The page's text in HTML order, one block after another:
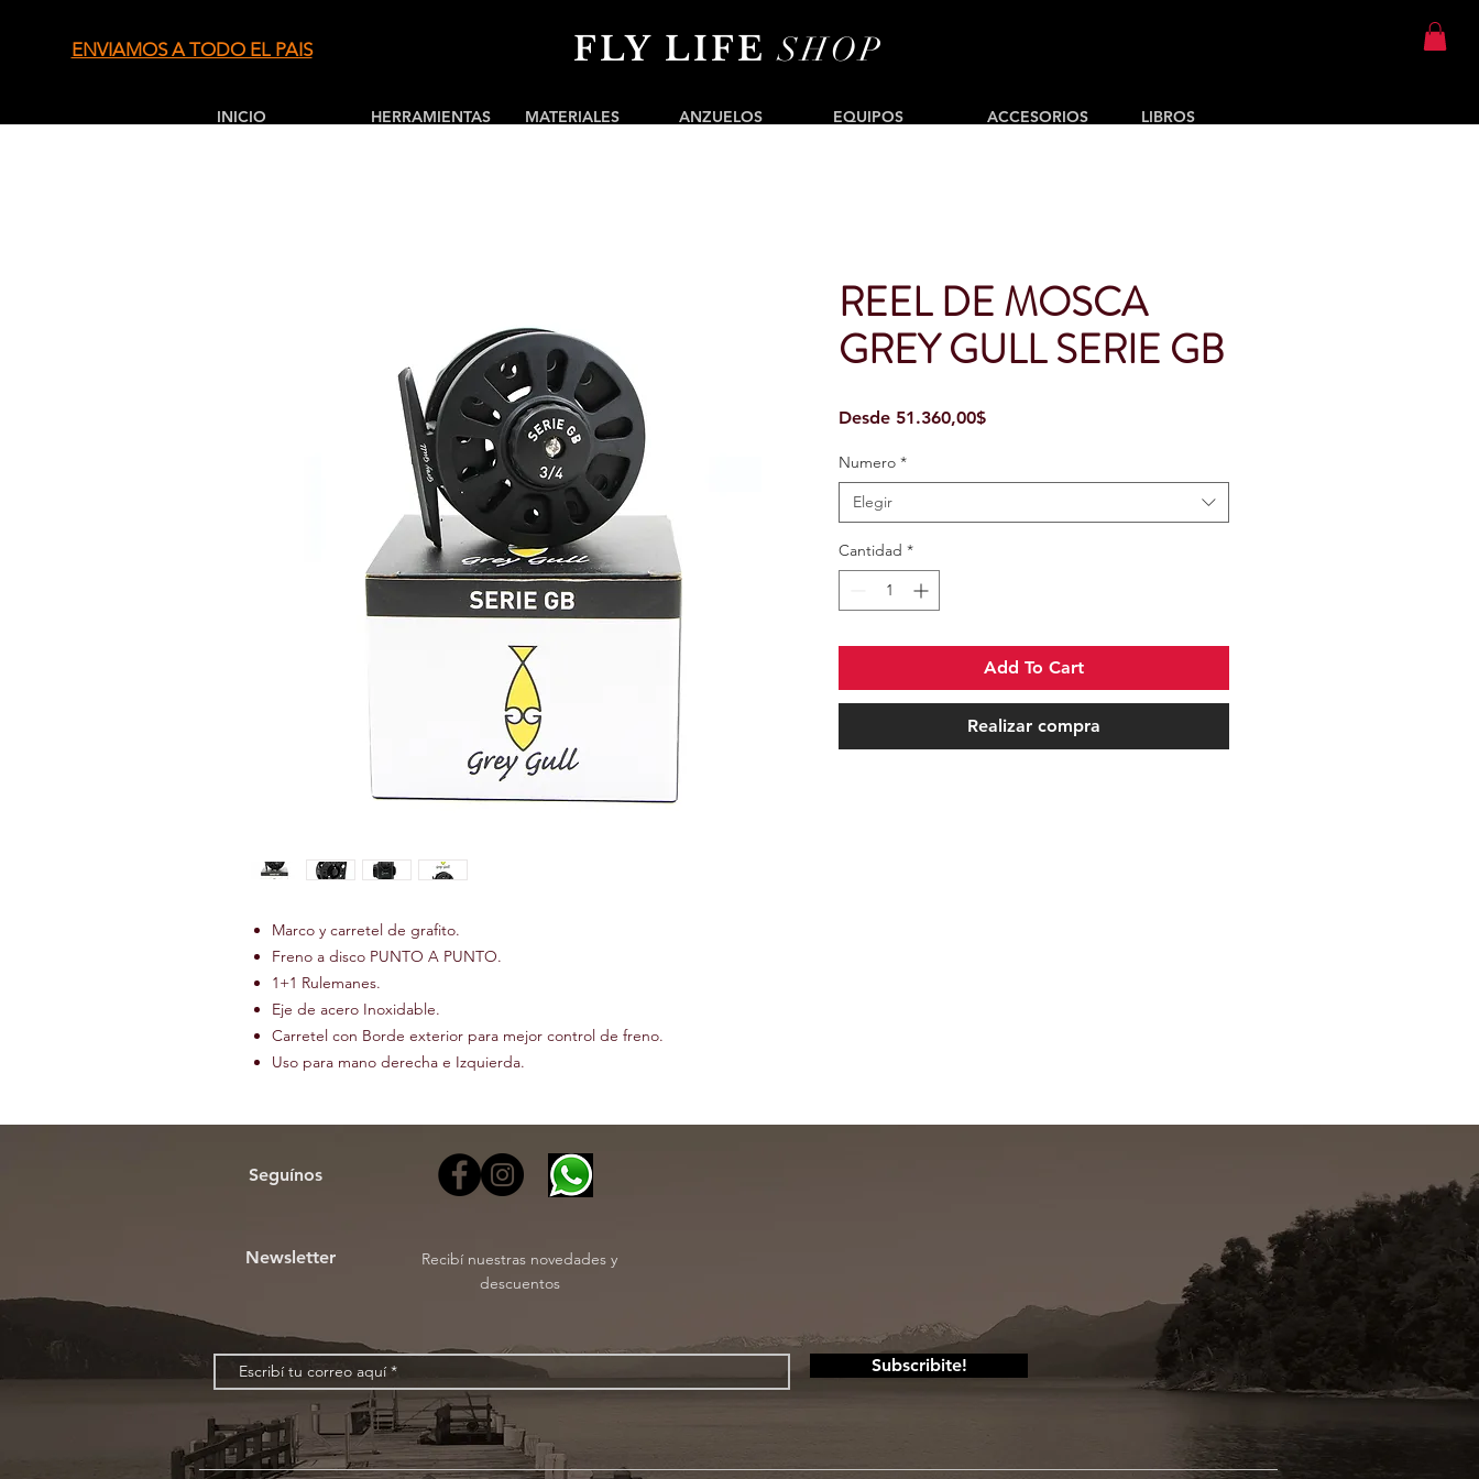
ENVIAMOS A TODO EL PAIS FLY LIFESHOP
INICIO HERRAMIENTAS MATERIALES ANZUELOS EQUIPOS ACCESORIOS LIBROS
Marco y carretel de grafito.
Freno a disco PUNTO A PUNTO.
1+1 Rulemanes.
Eje de acero Inoxidable.
Carretel con Borde exterior para mejor control de freno.
Uso para mano derecha e Izquierda.
REEL DE MOSCA
GREY GULL SERIE GB
Desde 51.360,00$Precio
Numero *
Elegir
Cantidad *
Add To Cart
Realizar compra
Seguínos
Newsletter
Recibí nuestras novedades y
descuentos
Subscribite!